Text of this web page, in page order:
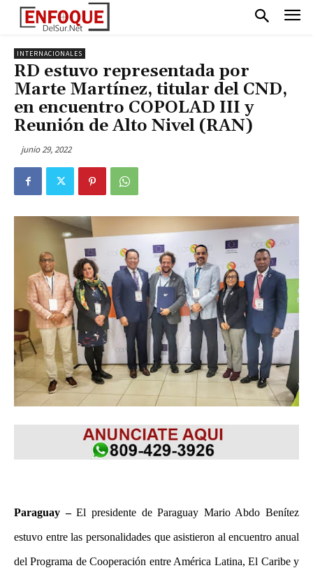
INTERNACIONALES
RD estuvo representada por
Marte Martínez, titular del CND,
en encuentro COPOLAD III y
Reunión de Alto Nivel (RAN)
junio 29, 2022
Paraguay –El presidente de Paraguay Mario Abdo Benítez
estuvo entre las personalidades que asistieron al encuentro anual
del Programa de Cooperación entre América Latina, El Caribe y